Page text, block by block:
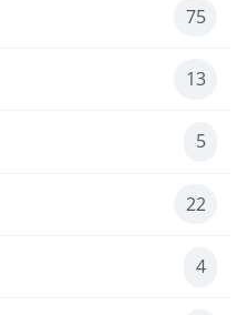
75
13
5
22
4